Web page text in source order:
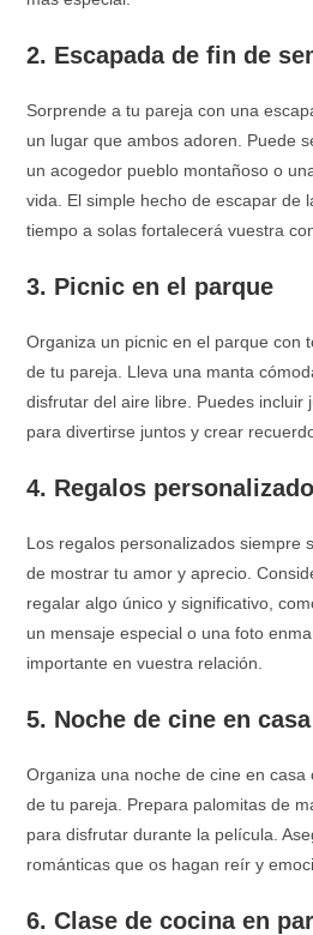
2. Escapada de fin de
Sorprende a tu pareja con una
un lugar que ambos adoren. Puede
un acogedor pueblo montañoso o
vida. El simple hecho de escapar de
tiempo a solas fortalecerá vuestra
3. Picnic en el parque
Organiza un picnic en el parque con
de tu pareja. Lleva una manta
disfrutar del aire libre. Puedes incluir
para divertirse juntos y crear
4. Regalos
Los regalos personalizados siempre
de mostrar tu amor y aprecio.
regalar algo único y significativo,
un mensaje especial o una foto
importante en vuestra relación.
5. Noche de cine en casa
Organiza una noche de cine en
de tu pareja. Prepara palomitas de
para disfrutar durante la película.
románticas que os hagan reír y
6. Clase de cocina en